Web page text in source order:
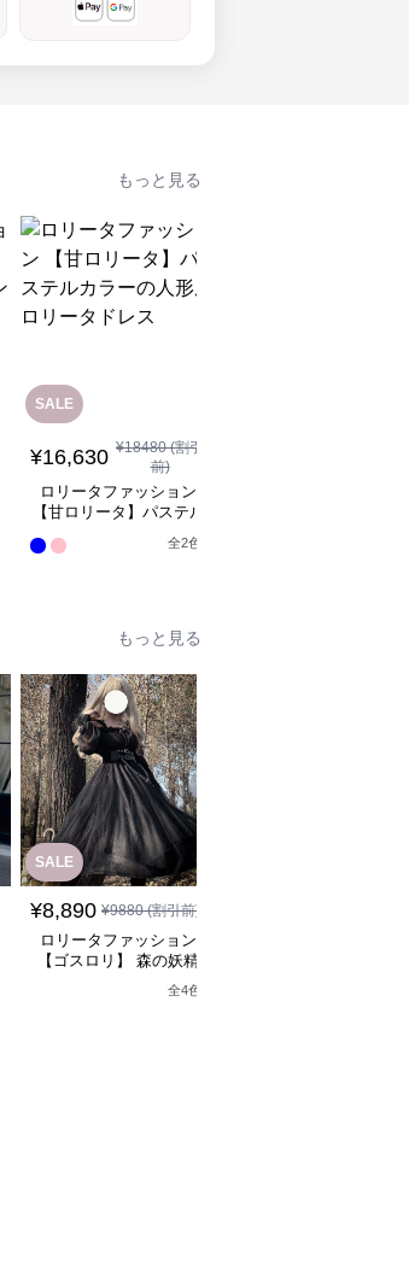
もっと見る
SALE
¥16,630 ¥18480(割引
前)
ロリータファッション
【甘ロリータ】パステル
カラーの人形風ロリータ
全2色
もっと見る
SALE
¥8,890 ¥9880(割引前)
ロリータファッション
【ゴスロリ】 森の妖精
風ゴシックロリータワン
全4色